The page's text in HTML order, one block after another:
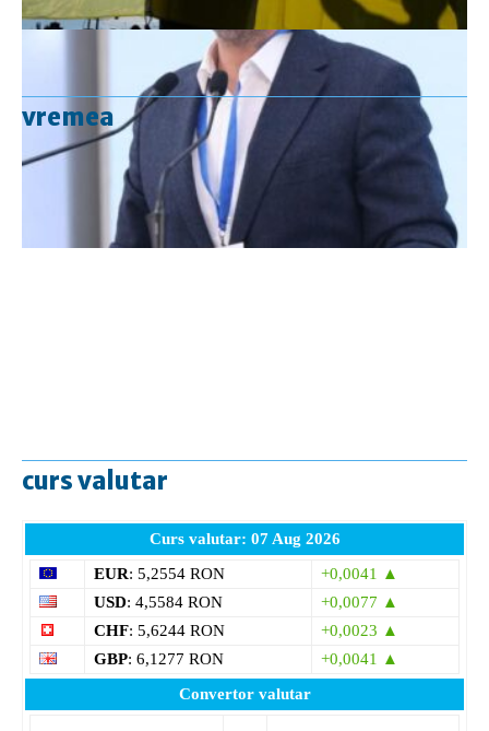
vremea
curs valutar
Curs valutar: 07 Aug 2026
EUR: 5,2554 RON
+0,0041 ▲
USD: 4,5584 RON
+0,0077 ▲
CHF: 5,6244 RON
+0,0023 ▲
GBP: 6,1277 RON
+0,0041 ▲
Convertor valutar